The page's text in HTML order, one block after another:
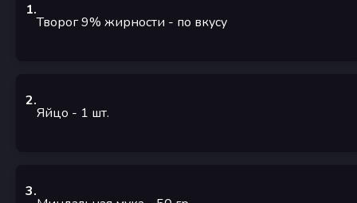
1.
Творог 9% жирности - по вкусу
2.
Яйцо - 1 шт.
3.